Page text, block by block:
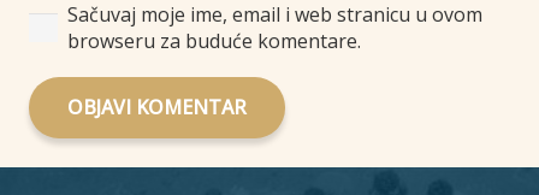
Sačuvaj moje ime, email i web stranicu u ovom
browseru za buduće komentare.
OBJAVI KOMENTAR